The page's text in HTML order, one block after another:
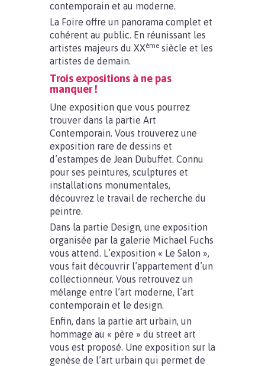
contemporain et au moderne.
La Foire offre un panorama complet et
cohérent au public. En réunissant les
artistes majeurs du XXème siècle et les
artistes de demain.
Trois expositions à ne pas
manquer !
Une exposition que vous pourrez
trouver dans la partie Art
Contemporain. Vous trouverez une
exposition rare de dessins et
d’estampes de Jean Dubuffet. Connu
pour ses peintures, sculptures et
installations monumentales,
découvrez le travail de recherche du
peintre.
Dans la partie Design, une exposition
organisée par la galerie Michael Fuchs
vous attend. L’exposition « Le Salon »,
vous fait découvrir l’appartement d’un
collectionneur. Vous retrouvez un
mélange entre l’art moderne, l’art
contemporain et le design.
Enfin, dans la partie art urbain, un
hommage au « père » du street art
vous est proposé. Une exposition sur la
genèse de l’art urbain qui permet de